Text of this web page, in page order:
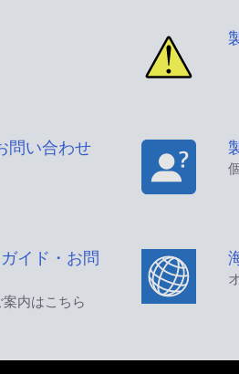
問い合わせ
イド・お問
内はこちら